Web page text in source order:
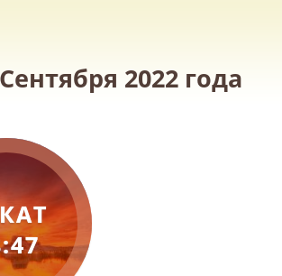
2022 года